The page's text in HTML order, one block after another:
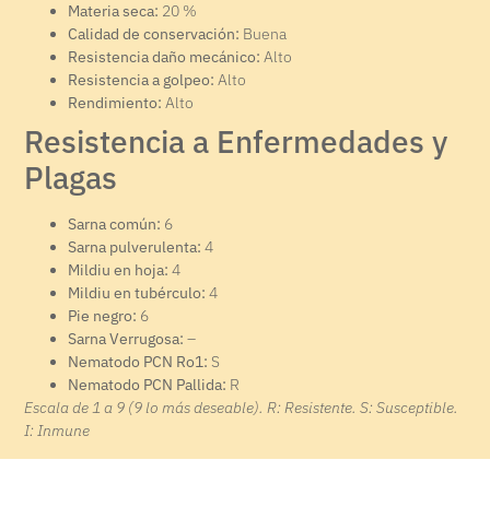
Materia seca: 20 %
Calidad de conservación: Buena
Resistencia daño mecánico: Alto
Resistencia a golpeo: Alto
Rendimiento: Alto
Resistencia a Enfermedades y
Plagas
Sarna común: 6
Sarna pulverulenta: 4
Mildiu en hoja: 4
Mildiu en tubérculo: 4
Pie negro: 6
Sarna Verrugosa: –
Nematodo PCN Ro1: S
Nematodo PCN Pallida: R
Escala de 1 a 9 (9 lo más deseable). R: Resistente. S: Susceptible.
I: Inmune